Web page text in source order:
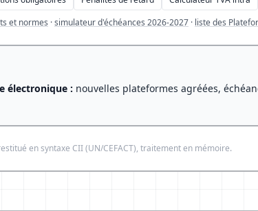
et normes ·simulateur d'échéances 2026-2027 · liste des
électronique : nouvelles plateformes agréées,
en syntaxe CII (UN/CEFACT), traitement en mémoire.